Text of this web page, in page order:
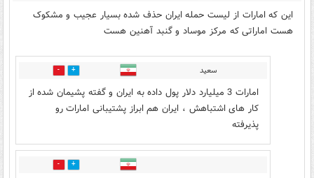
این که امارات از لیست حمله ایران حذف شده بسیار عجیب و مشکوک
هست اماراتی که مرکز موساد و گنبد آهنین هست
سعید 2
امارات 3 میلیارد دلار پول داده به ایران و گفته پشیمان شده از
کار های اشتباهش ، ایران هم ابراز پشتیبانی امارات رو
پذیرفته
0